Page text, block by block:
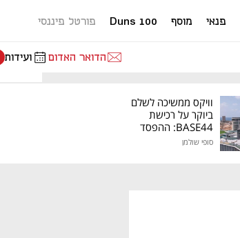
פנאי מוסף Duns 100 פורטל פיננסי
הדואר האדום ועידות
וויקס ממשיכה לשלם
ביוקר על רכישת
BASE44: ההפסד
סופי שולמן